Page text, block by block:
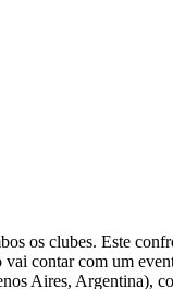
os clubes. Este
contar com um
Aires, Argentina),